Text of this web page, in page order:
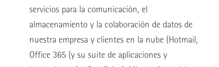
servicios para la comunicación, el
almacenamiento y la colaboración de datos de
nuestra empresa y clientes en la nube (Hotmail,
Office 365 (y su suite de aplicaciones y